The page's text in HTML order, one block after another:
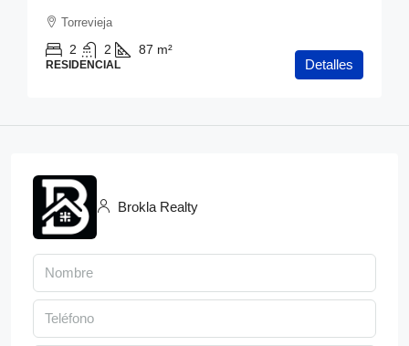
Torrevieja
2 2 87 m²
RESIDENCIAL Detalles
Brokla Realty